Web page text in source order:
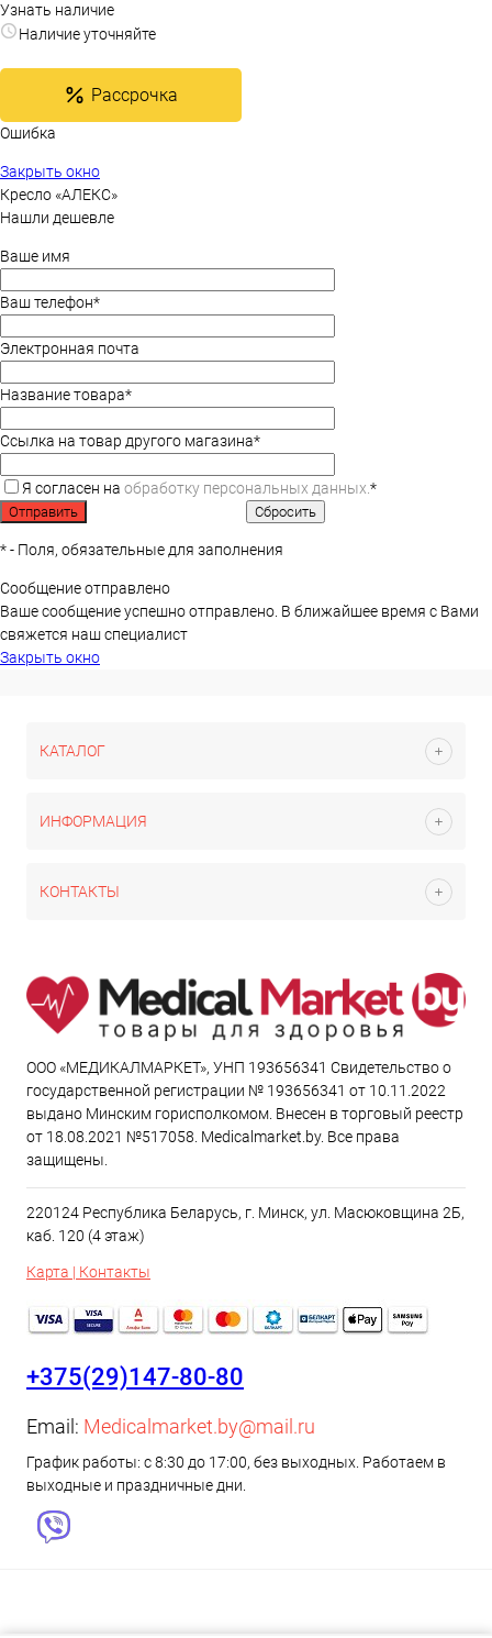
Узнать наличие
Наличие уточняйте
Рассрочка
Ошибка
Закрыть окно
Кресло «АЛЕКС»
Нашли дешевле
Ваше имя
Ваш телефон*
Электронная почта
Название товара*
Ссылка на товар другого магазина*
Я согласен на обработку персональных данных.*
*- Поля, обязательные для заполнения
Сообщение отправлено
Ваше сообщение успешно отправлено. В ближайшее время с Вами
свяжется наш специалист
Закрыть окно
КАТАЛОГ
ИНФОРМАЦИЯ
КОНТАКТЫ
ООО «МЕДИКАЛМАРКЕТ», УНП 193656341 Свидетельство о
государственной регистрации № 193656341 от 10.11.2022
выдано Минским горисполкомом. Внесен в торговый реестр
от 18.08.2021 №517058. Medicalmarket.by. Все права
защищены.
220124 Республика Беларусь, г. Минск, ул. Масюковщина 2Б,
каб. 120 (4 этаж)
Карта | Контакты
+375(29)147-80-80
Email: Medicalmarket.by@mail.ru
График работы: с 8:30 до 17:00, без выходных. Работаем в
выходные и праздничные дни.